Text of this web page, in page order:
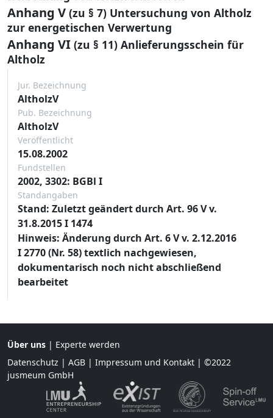
Anhang V (zu § 7) Untersuchung von Altholz
zur energetischen Verwertung
Anhang VI (zu § 11) Anlieferungsschein für
Altholz
Jur. Bezeichnung
AltholzV
Pub. Bezeichnung
AltholzV
Veröffentlicht
15.08.2002
Fundstellen
2002, 3302: BGBl I
Standangaben
Stand: Zuletzt geändert durch Art. 96 V v.
31.8.2015 I 1474
Hinweis: Änderung durch Art. 6 V v. 2.12.2016
I 2770 (Nr. 58) textlich nachgewiesen,
dokumentarisch noch nicht abschließend
bearbeitet
Über uns | Experte werden
Datenschutz | AGB | Impressum und Kontakt | ©2022
jusmeum GmbH